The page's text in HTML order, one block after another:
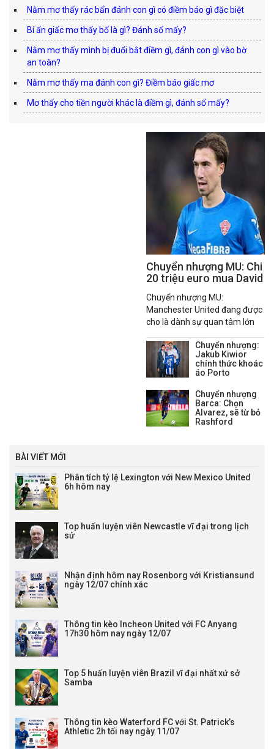
Nằm mơ thấy rác bẩn đánh con gì có điềm báo gì đặc biệt
Bí ẩn giấc mơ thấy bố là gì? Đánh số mấy?
Nằm mơ thấy mình bị đuổi bắt điềm gì, đánh con gì vào bờ
an toàn?
Nằm mơ thấy ma đánh con gì? Điềm báo giấc mơ
Mơ thấy cho tiền người khác là điềm gì, đánh số mấy?
Chuyển nhượng MU: Chi
20 triệu euro mua David
Chuyển nhượng MU:
Manchester United đang được
cho là dành sự quan tâm lớn
Affengruber của Elche CF
trước kỳ chuyển nhượng mùa
hè.
Chuyển nhượng:
Jakub Kiwior
chính thức khoác
áo Porto
Chuyển nhượng
Barca: Chọn
Alvarez, sẽ từ bỏ
Rashford
BÀI VIẾT MỚI
Phân tích tỷ lệ Lexington với New Mexico United
6h hôm nay
Top huấn luyện viên Newcastle vĩ đại trong lịch
sử
Nhận định hôm nay Rosenborg với Kristiansund
ngày 12/07 chính xác
Thông tin kèo Incheon United với FC Anyang
17h30 hôm nay ngày 12/07
Top 5 huấn luyện viên Brazil vĩ đại nhất xứ sở
Samba
Thông tin kèo Waterford FC với St. Patrick’s
Athletic 2h tối nay ngày 11/07